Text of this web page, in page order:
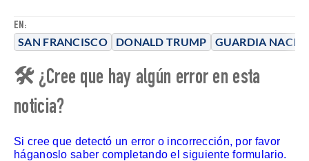
EN:
SAN FRANCISCO DONALD TRUMP GUARDIA
🛠 ¿Cree que hay algún error en esta
noticia?
Si cree que detectó un error o incorrección, por favor
háganoslo saber completando el siguiente formulario.